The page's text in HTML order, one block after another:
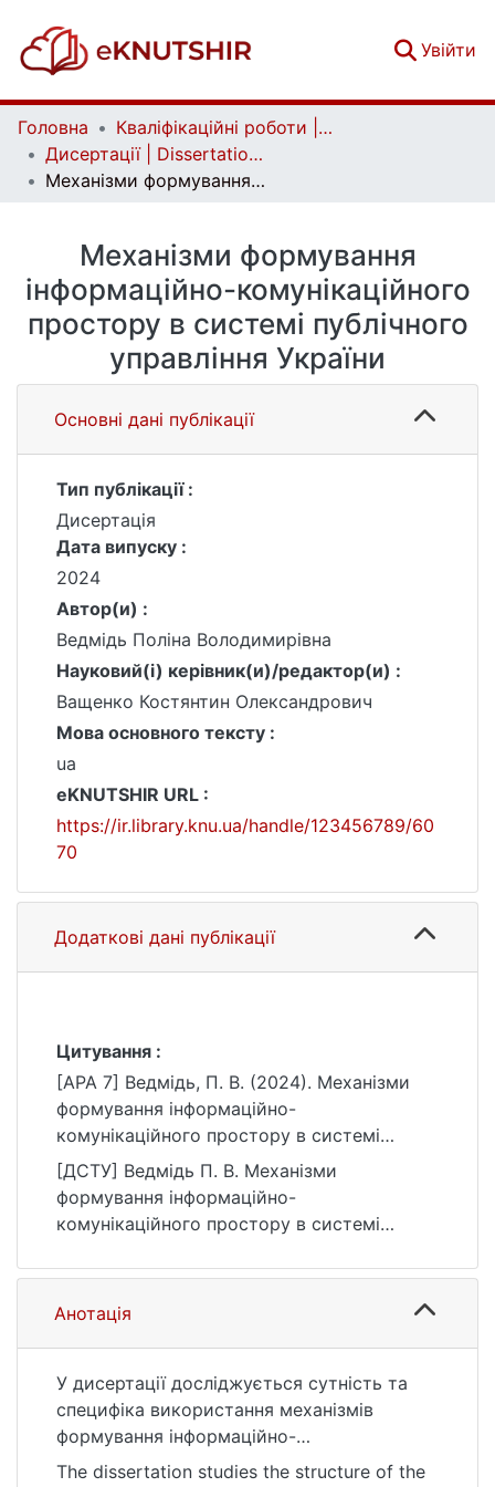
Увійти
Головна
Кваліфікаційні роботи | Qualifying works
Дисертації | Dissertations
Механізми формування інформаційно-комунікаційного простору в системі публічного управління України
Механізми формування
інформаційно-комунікаційного
простору в системі публічного
управління України
Основні дані публікації
Тип публікації :
Дисертація
Дата випуску :
2024
Автор(и) :
Ведмідь Поліна Володимирівна
Науковий(і) керівник(и)/редактор(и) :
Ващенко Костянтин Олександрович
Мова основного тексту :
ua
eKNUTSHIR URL :
https://ir.library.knu.ua/handle/123456789/60
70
Додаткові дані публікації
Цитування :
[APA 7] Ведмідь, П. В. (2024). Механізми
формування інформаційно-
комунікаційного простору в системі
публічного управління України [Дис. д-ра
філос., Київський національний
університет імені Тараса Шевченка].
eKNUTSHIR.
https://ir.library.knu.ua/handle/123456789/60
[ДСТУ] Ведмідь П. В. Механізми
формування інформаційно-
комунікаційного простору в системі
ра філос. : 28 Публічне управління та
адміністрування. Київ, 2024. 210 с. URL:
https://ir.library.knu.ua/handle/123456789/60
Анотація
У дисертації досліджується сутність та
специфіка використання механізмів
формування інформаційно-
комунікаційного простору у системі
The dissertation studies the structure of the